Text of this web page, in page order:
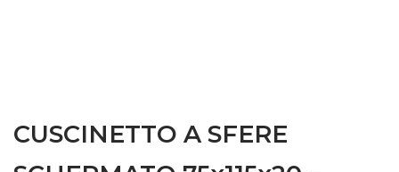
CUSCINETTO A SFERE